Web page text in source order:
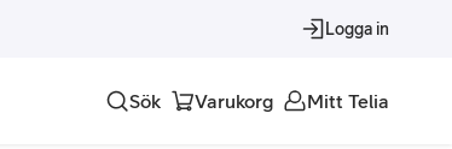
Logga in
Sök Varukorg Mitt Telia